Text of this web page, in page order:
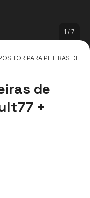
1 / 7
PARA PITEIRAS DE
de
+